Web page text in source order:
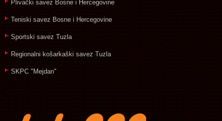
Plivački savez Bosne i Hercegovine
Teniski savez Bosne i Hercegovine
Sportski savez Tuzla
Regionalni košarkaški savez Tuzla
SKPC "Mejdan"